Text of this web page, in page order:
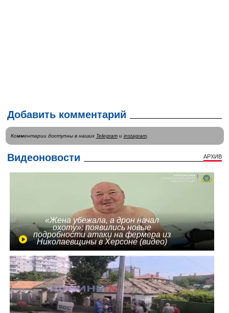
Добавить комментарий
Комментарии доступны в наших Telegramи instagram.
Видеоновости АРХИВ
«Жена убежала, а дрон начал
охоту»: появились новые
подробности атаки на фермера из
Николаевщины в Херсоне (видео)